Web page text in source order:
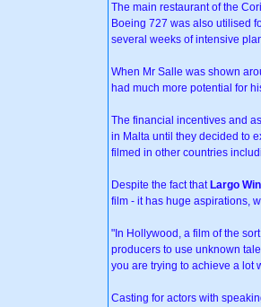
The main restaurant of the
Boeing 727 was also utilised
several weeks of intensive
When Mr Salle was shown
had much more potential for
The financial incentives and
in Malta until they decided to
filmed in other countries
Despite the fact that Largo
film - it has huge aspirations,
"In Hollywood, a film of the
producers to use unknown
you are trying to achieve a lot
Casting for actors with